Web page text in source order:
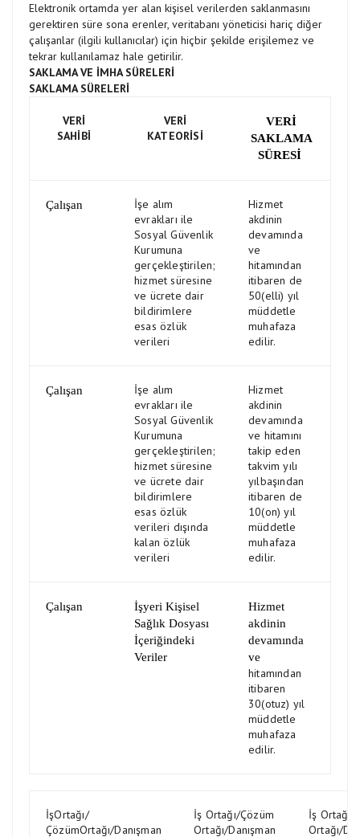
Elektronik ortamda yer alan kişisel verilerden saklanmasını
gerektiren süre sona erenler, veritabanı yöneticisi hariç diğer
çalışanlar (ilgili kullanıcılar) için hiçbir şekilde erişilemez ve
tekrar kullanılamaz hale getirilir.
SAKLAMA VE İMHA SÜRELERİ
SAKLAMA SÜRELERİ
VERİ
SAHİBİ
VERİ
KATEORİSİ
VERİ
SAKLAMA
SÜRESİ
Çalışan
İşe alım
evrakları ile
Sosyal Güvenlik
Kurumuna
gerçekleştirilen;
hizmet süresine
ve ücrete dair
bildirimlere
esas özlük
verileri
Hizmet
akdinin
devamında
ve
hitamından
itibaren de
50(elli) yıl
müddetle
muhafaza
edilir.
Çalışan
İşe alım
evrakları ile
Sosyal Güvenlik
Kurumuna
gerçekleştirilen;
hizmet süresine
ve ücrete dair
bildirimlere
esas özlük
verileri dışında
kalan özlük
verileri
Hizmet
akdinin
devamında
ve hitamını
takip eden
takvim yılı
yılbaşından
itibaren de
10(on) yıl
müddetle
muhafaza
edilir.
Çalışan
İşyeri Kişisel
Sağlık Dosyası
İçeriğindeki
Veriler
Hizmet
akdinin
devamında
ve
hitamından
itibaren
30(otuz) yıl
müddetle
muhafaza
edilir.
İşOrtağı/
ÇözümOrtağı/Danışman
İş Ortağı/Çözüm
Ortağı/Danışman
İş Ortağı/
Ortağı/